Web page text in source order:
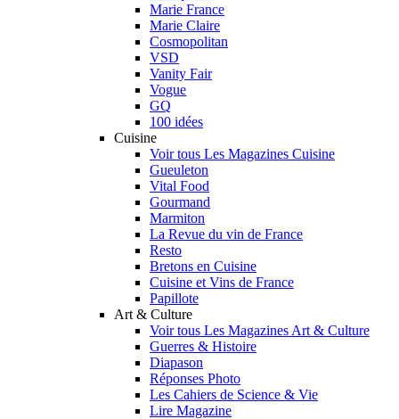
Marie France
Marie Claire
Cosmopolitan
VSD
Vanity Fair
Vogue
GQ
100 idées
Cuisine
Voir tous Les Magazines Cuisine
Gueuleton
Vital Food
Gourmand
Marmiton
La Revue du vin de France
Resto
Bretons en Cuisine
Cuisine et Vins de France
Papillote
Art & Culture
Voir tous Les Magazines Art & Culture
Guerres & Histoire
Diapason
Réponses Photo
Les Cahiers de Science & Vie
Lire Magazine